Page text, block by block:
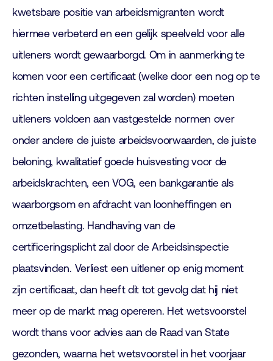
kwetsbare positie van arbeidsmigranten wordt
hiermee verbeterd en een gelijk speelveld voor alle
uitleners wordt gewaarborgd. Om in aanmerking te
komen voor een certificaat (welke door een nog op te
richten instelling uitgegeven zal worden) moeten
uitleners voldoen aan vastgestelde normen over
onder andere de juiste arbeidsvoorwaarden, de juiste
beloning, kwalitatief goede huisvesting voor de
arbeidskrachten, een VOG, een bankgarantie als
waarborgsom en afdracht van loonheffingen en
omzetbelasting. Handhaving van de
certificeringsplicht zal door de Arbeidsinspectie
plaatsvinden. Verliest een uitlener op enig moment
zijn certificaat, dan heeft dit tot gevolg dat hij niet
meer op de markt mag opereren. Het wetsvoorstel
wordt thans voor advies aan de Raad van State
gezonden, waarna het wetsvoorstel in het voorjaar